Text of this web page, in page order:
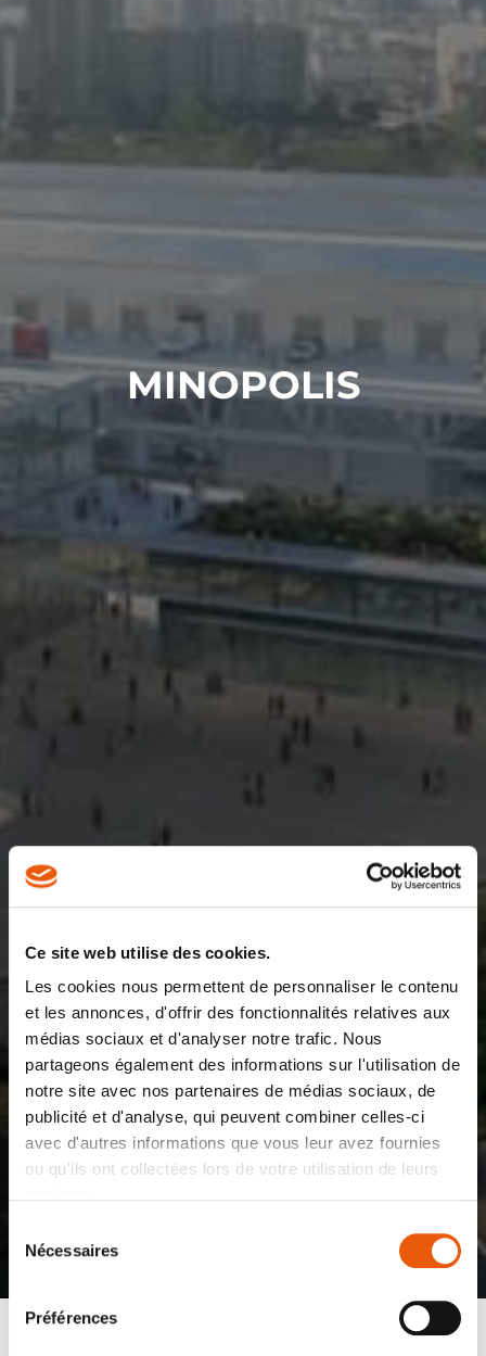
Ce site web utilise des cookies.
Les cookies nous permettent de personnaliser le contenu
et les annonces, d'offrir des fonctionnalités relatives aux
médias sociaux et d'analyser notre trafic. Nous
partageons également des informations sur l'utilisation de
notre site avec nos partenaires de médias sociaux, de
publicité et d'analyse, qui peuvent combiner celles-ci
avec d'autres informations que vous leur avez fournies
ou qu'ils ont collectées lors de votre utilisation de leurs
Nécessaires
Préférences
MINOPOLIS